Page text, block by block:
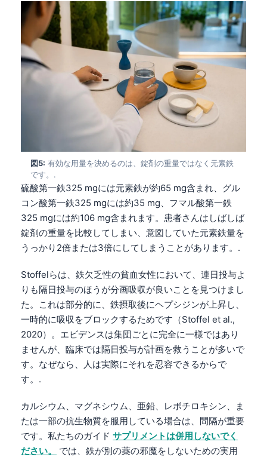
図5: 有効な用量を決めるのは、錠剤の重量ではなく元素鉄
です。.
硫酸第一鉄325 mgには元素鉄が約65 mg含まれ、グル
コン酸第一鉄325 mgには約35 mg、フマル酸第一鉄
325 mgには約106 mg含まれます。患者さんはしばしば
錠剤の重量を比較してしまい、意図していた元素鉄量を
うっかり2倍または3倍にしてしまうことがあります。.
Stoffelらは、鉄欠乏性の貧血女性において、連日投与よ
りも隔日投与のほうが分画吸収が良いことを見つけまし
た。これは部分的に、鉄摂取後にヘプシジンが上昇し、
一時的に吸収をブロックするためです（Stoffel et al.,
2020）。エビデンスは集団ごとに完全に一様ではあり
ませんが、臨床では隔日投与が計画を救うことが多いで
す。なぜなら、人は実際にそれを忍容できるからで
す。.
カルシウム、マグネシウム、亜鉛、レボチロキシン、ま
たは一部の抗生物質を服用している場合は、間隔が重要
です。私たちのガイド サプリメントは併用しないでく
ださい。
では、鉄が別の薬の邪魔をしないための実用